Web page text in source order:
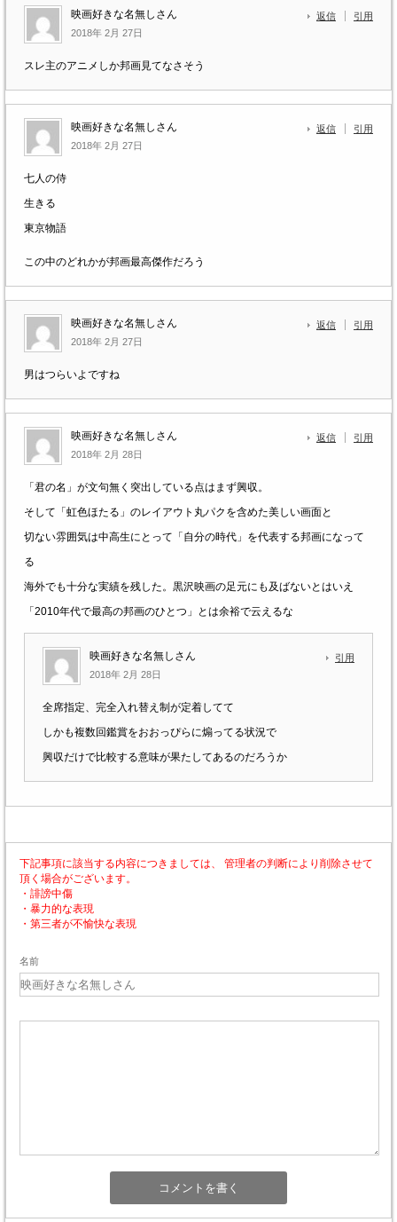
映画好きな名無しさん
2018年 2月 27日
返信 引用
スレ主のアニメしか邦画見てなさそう
映画好きな名無しさん
2018年 2月 27日
返信 引用
七人の侍
生きる
東京物語
この中のどれかが邦画最高傑作だろう
映画好きな名無しさん
2018年 2月 27日
返信 引用
男はつらいよですね
映画好きな名無しさん
2018年 2月 28日
返信 引用
「君の名」が文句無く突出している点はまず興収。
そして「虹色ほたる」のレイアウト丸パクを含めた美しい画面と
切ない雰囲気は中高生にとって「自分の時代」を代表する邦画になって
る
海外でも十分な実績を残した。黒沢映画の足元にも及ばないとはいえ
「2010年代で最高の邦画のひとつ」とは余裕で云えるな
映画好きな名無しさん
2018年 2月 28日
引用
全席指定、完全入れ替え制が定着してて
しかも複数回鑑賞をおおっぴらに煽ってる状況で
興収だけで比較する意味が果たしてあるのだろうか
下記事項に該当する内容につきましては、 管理者の判断により削除させて
頂く場合がございます。
・誹謗中傷
・暴力的な表現
・第三者が不愉快な表現
名前